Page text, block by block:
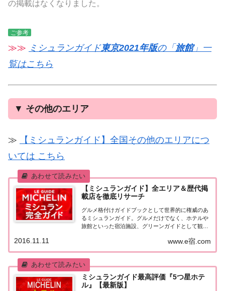
の掲載はなくなりました。
ご参考
≫≫ ミシュランガイド東京2021年版の「 旅館」一
覧はこちら
▼ その他のエリア
≫
【ミシュランガイド】全国その他のエリアにつ
いては こちら
【ミシュランガイド】全エリア＆歴代掲
載店を徹底リサーチ
グルメ格付けガイドブックとして世界的に権威のあ
るミシュランガイド。グルメだけでなく、ホテルや
旅館といった宿泊施設、グリーンガイドとして観光
本版としては、2007年11月20日に「ミシュランガイ
ド東京版2008」が発売されてからエリアを...
www.e宿.com
2016.11.11
ミシュランガイド最高評価『5つ星ホテ
ル』【最新版】